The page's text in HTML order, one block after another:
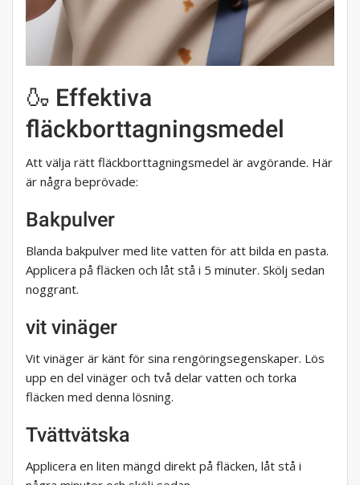
🍶 Effektiva
fläckborttagningsmedel
Att välja rätt fläckborttagningsmedel är avgörande. Här
är några beprövade:
Bakpulver
Blanda bakpulver med lite vatten för att bilda en pasta.
Applicera på fläcken och låt stå i 5 minuter. Skölj sedan
noggrant.
vit vinäger
Vit vinäger är känt för sina rengöringsegenskaper. Lös
upp en del vinäger och två delar vatten och torka
fläcken med denna lösning.
Tvättvätska
Applicera en liten mängd direkt på fläcken, låt stå i